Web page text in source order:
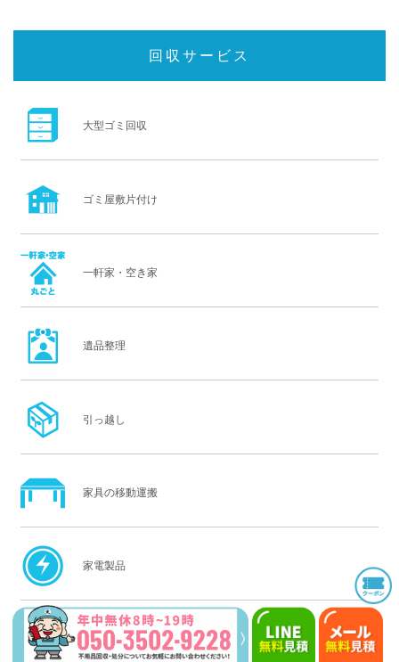
回収サービス
大型ゴミ回収
ゴミ屋敷片付け
一軒家・空き家
遺品整理
引っ越し
家具の移動運搬
家電製品
家財整理